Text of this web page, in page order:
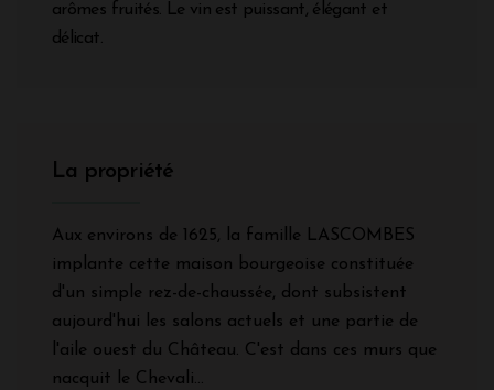
arômes fruités. Le vin est puissant, élégant et
délicat.
La propriété
Aux environs de 1625, la famille LASCOMBES
implante cette maison bourgeoise constituée
d'un simple rez-de-chaussée, dont subsistent
aujourd'hui les salons actuels et une partie de
l'aile ouest du Château. C'est dans ces murs que
nacquit le Chevali...